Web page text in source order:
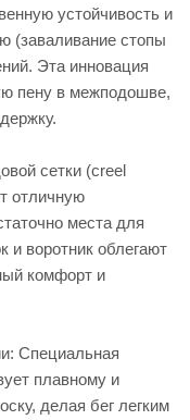
устойчивость и
(заваливание стопы
Эта инновация
пену в межподошве,
сетки (creel
отличную
места для
и воротник облегают
комфорт и
Специальная
плавному и
делая бег легким